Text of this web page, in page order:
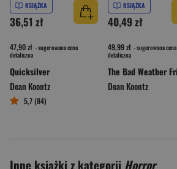
KSIĄŻKA
36,51 zł
47,90 zł - sugerowana cena
detaliczna
Quicksilver
Dean Koontz
5,7 (84)
KSIĄŻKA
40,49 zł
49,99 zł - sugerowana cena
detaliczna
Dean Koontz
Inne książki z kategorii Horror